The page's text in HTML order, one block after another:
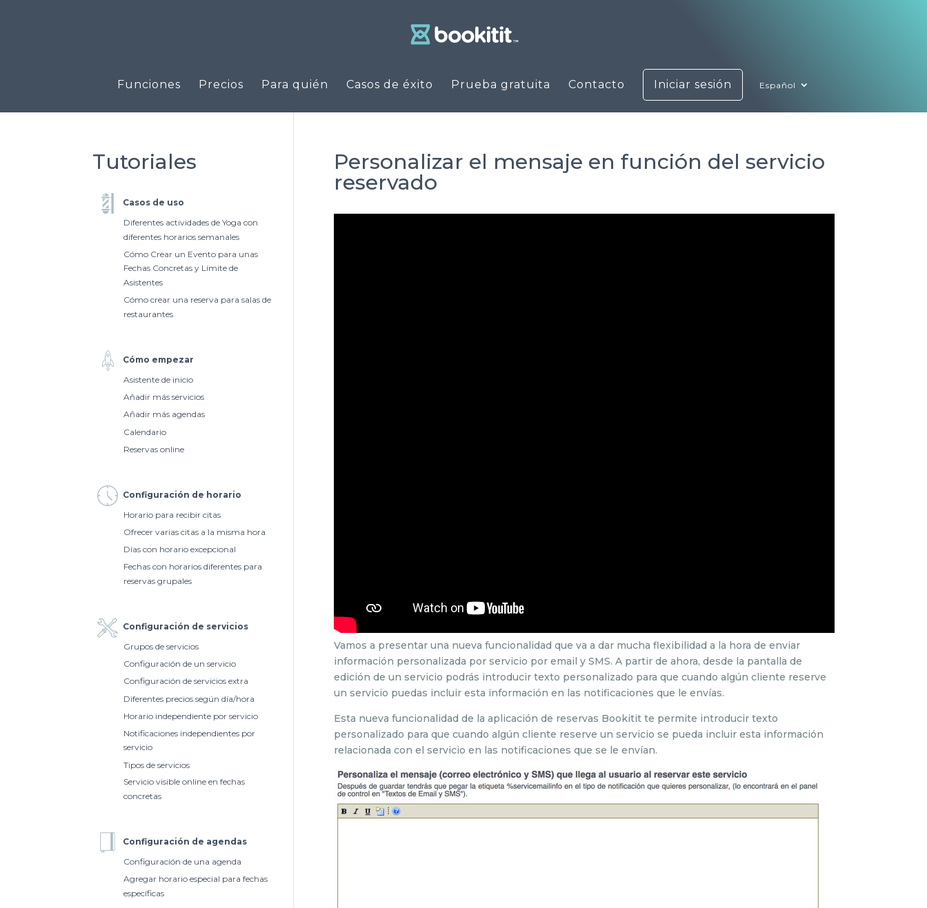
Funciones Precios Para quién Casos de éxito Prueba gratuita Contacto Iniciar sesión Español
Personalizar el mensaje en función del servicio
reservado
Vamos a presentar una nueva funcionalidad que va a dar mucha flexibilidad a la hora de enviar
información personalizada por servicio por email y SMS. A partir de ahora, desde la pantalla de
edición de un servicio podrás introducir texto personalizado para que cuando algún cliente reserve
un servicio puedas incluir esta información en las notificaciones que le envías.
Esta nueva funcionalidad de la aplicación de reservas Bookitit te permite introducir texto
personalizado para que cuando algún cliente reserve un servicio se pueda incluir esta información
relacionada con el servicio en las notificaciones que se le envían.
Tutoriales
Casos de uso
Diferentes actividades de Yoga con
diferentes horarios semanales
Cómo Crear un Evento para unas
Fechas Concretas y Límite de
Asistentes
Cómo crear una reserva para salas de
restaurantes
Cómo empezar
Asistente de inicio
Añadir más servicios
Añadir más agendas
Calendario
Reservas online
Configuración de horario
Horario para recibir citas
Ofrecer varias citas a la misma hora
Días con horario excepcional
Fechas con horarios diferentes para
reservas grupales
Configuración de servicios
Grupos de servicios
Configuración de un servicio
Configuración de servicios extra
Diferentes precios según día/hora
Horario independiente por servicio
Notificaciones independientes por
servicio
Tipos de servicios
Servicio visible online en fechas
concretas
Configuración de agendas
Configuración de una agenda
Agregar horario especial para fechas
específicas